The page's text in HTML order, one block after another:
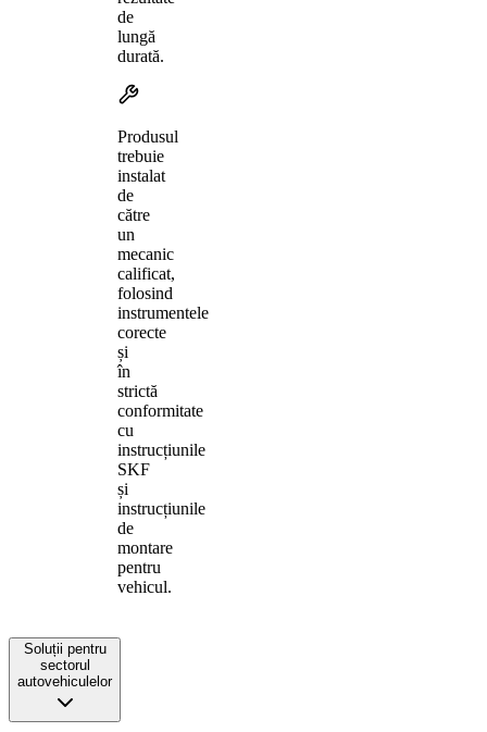
de
lungă
durată.
Produsul
trebuie
instalat
de
către
un
mecanic
calificat,
folosind
instrumentele
corecte
și
în
strictă
conformitate
cu
instrucțiunile
SKF
și
instrucțiunile
de
montare
pentru
vehicul.
Soluții pentru
sectorul
autovehiculelor